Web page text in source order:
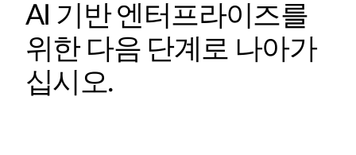
AI 기반 엔터프라이즈를
위한 다음 단계로 나아가
십시오.